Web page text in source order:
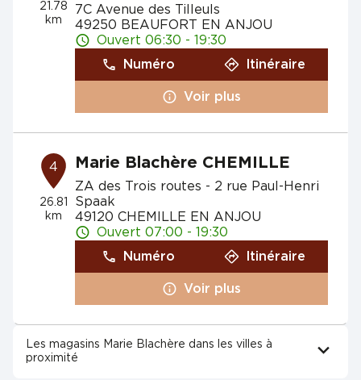
21.78
km
7C Avenue des Tilleuls
49250 BEAUFORT EN ANJOU
Ouvert 06:30 - 19:30
Numéro
Itinéraire
Voir plus
4
26.81
km
Marie Blachère CHEMILLE
ZA des Trois routes - 2 rue Paul-Henri
Spaak
49120 CHEMILLE EN ANJOU
Ouvert 07:00 - 19:30
Numéro
Itinéraire
Voir plus
Les magasins Marie Blachère dans les villes à
proximité